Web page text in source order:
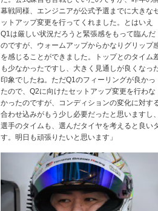
幕戦同様、エンジニアが公式予選までに大きな
ットアップ変更を行ってくれました。とはいえ
Q1は厳しい状況だろうと緊張感をもって臨んだ
のですが、ウォームアップからかなりグリップ
を感じることができました。トップとのタイム
も少なかったですし、大きく見通しが良くなっ
印象でしたね。ただQ1のフィーリングが良かっ
たので、Q2に向けたセットアップ変更を行わな
かったのですが、コンディションの変化に対す
合わせ込みがもう少し必要だったと思います
選手のタイムも、選んだタイヤを考えると良い
す。明日も頑張りたいと思います」